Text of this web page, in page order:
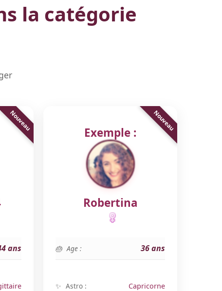
la catégorie
ans
Exemple :
Robertina
Age : 36 ans
Astro : Capricorne